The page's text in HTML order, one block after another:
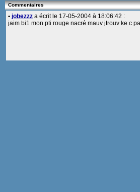
Commentaires
• jobezzz a écrit le 17-05-2004 à 18:06:42 :
jaim bi1 mon pti rouge nacré mauv jtrouv ke c